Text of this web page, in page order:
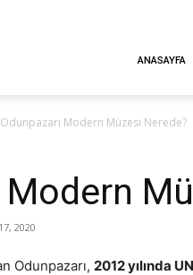
ANASAYFA
Odunpazarı Modern Müzesi Nerede?
Modern
2020
Odunpazarı, 2012 yılında